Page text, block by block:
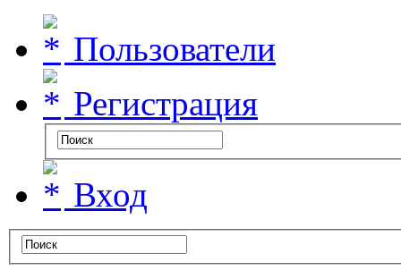
Пользователи
Регистрация
Вход